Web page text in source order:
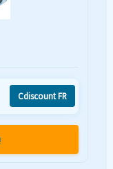
Cdiscount FR